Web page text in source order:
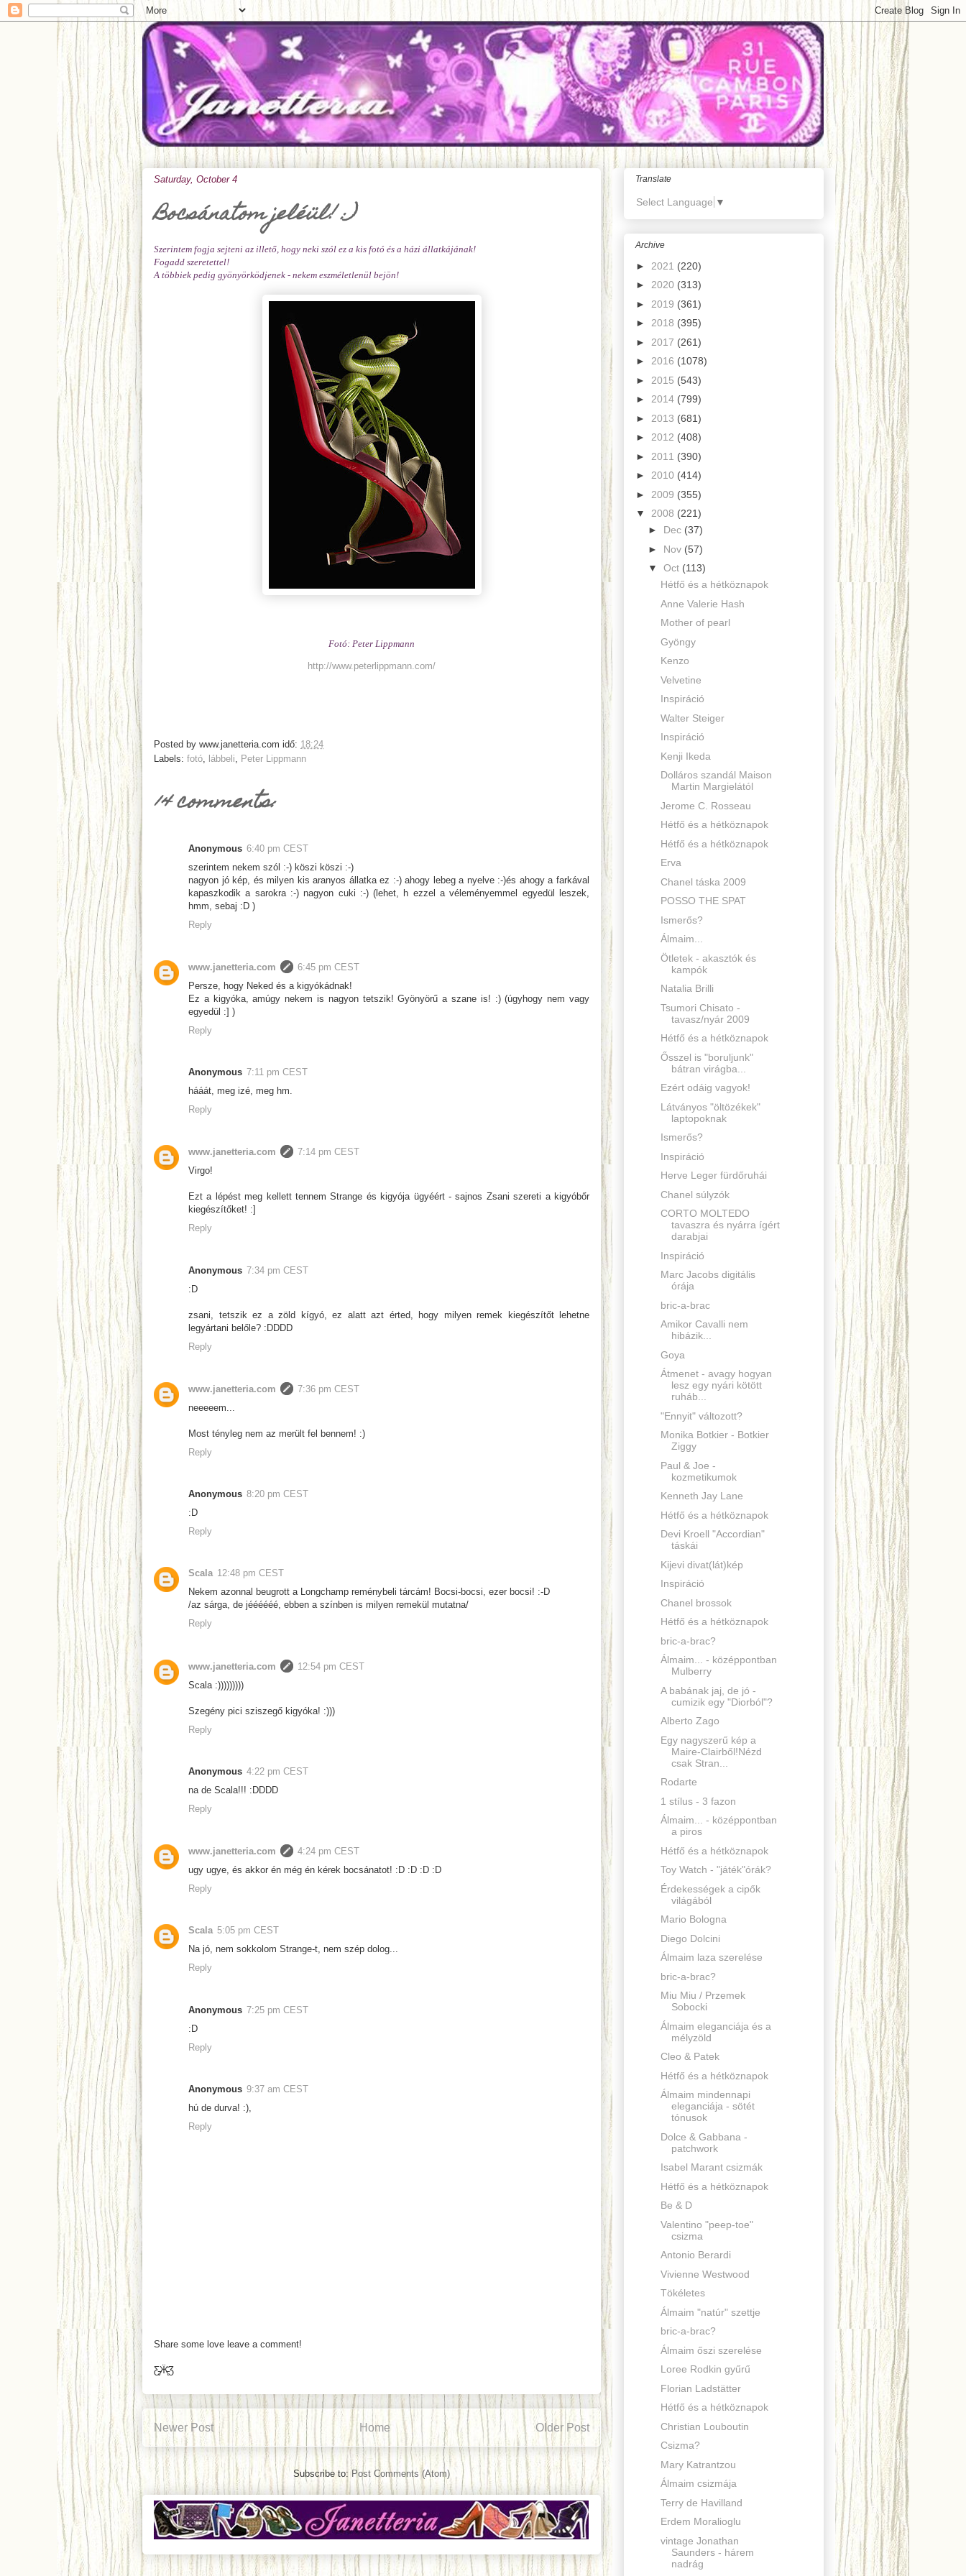
Saturday, October 4
Bocsánatom jeléül! :)
Szerintem fogja sejteni az illető, hogy neki szól ez a kis fotó és a házi állatkájának!
Fogadd szeretettel!
A többiek pedig gyönyörködjenek - nekem eszméletlenül bejön!
Fotó: Peter Lippmann
http://www.peterlippmann.com/
Posted by www.janetteria.com idő: 18:24
Labels: fotó lábbeli Peter Lippmann
14 comments:
Anonymous 6:40 pm CEST
szerintem nekem szól :-) köszi köszi :-)
nagyon jó kép, és milyen kis aranyos állatka ez :-) ahogy lebeg a nyelve :-)és ahogy a farkával
kapaszkodik a sarokra :-) nagyon cuki :-) (lehet, h ezzel a véleményemmel egyedül leszek,
hmm, sebaj :D )
Reply
www.janetteria.com
6:45 pm CEST
Persze, hogy Neked és a kigyókádnak!
Ez a kigyóka, amúgy nekem is nagyon tetszik! Gyönyörű a szane is! :) (úgyhogy nem vagy
egyedül :] )
Reply
Anonymous 7:11 pm CEST
hááát, meg izé, meg hm.
Reply
www.janetteria.com
7:14 pm CEST
Virgo!
Ezt a lépést meg kellett tennem Strange és kigyója ügyéért - sajnos Zsani szereti a kigyóbőr
kiegészítőket! :]
Reply
Anonymous 7:34 pm CEST
:D
zsani, tetszik ez a zöld kígyó, ez alatt azt érted, hogy milyen remek kiegészítőt lehetne
legyártani belőle? :DDDD
Reply
www.janetteria.com
7:36 pm CEST
neeeeem...
Most tényleg nem az merült fel bennem! :)
Reply
Anonymous 8:20 pm CEST
:D
Reply
Scala 12:48 pm CEST
Nekem azonnal beugrott a Longchamp reménybeli tárcám! Bocsi-bocsi, ezer bocsi! :-D
/az sárga, de jéééééé, ebben a színben is milyen remekül mutatna/
Reply
www.janetteria.com
12:54 pm CEST
Scala :)))))))))
Szegény pici sziszegő kigyóka! :)))
Reply
Anonymous 4:22 pm CEST
na de Scala!!! :DDDD
Reply
www.janetteria.com
4:24 pm CEST
ugy ugye, és akkor én még én kérek bocsánatot! :D :D :D :D
Reply
Scala 5:05 pm CEST
Na jó, nem sokkolom Strange-t, nem szép dolog...
Reply
Anonymous 7:25 pm CEST
:D
Reply
Anonymous 9:37 am CEST
hú de durva! :),
Reply
Share some love leave a comment!
Ƹ̵̡Ӝ̵̨̄Ʒ
Newer Post Older Post
Home
Subscribe to: Post Comments (Atom)
Translate
Select Language ▼
Archive
► 2021 (220)
► 2020 (313)
► 2019 (361)
► 2018 (395)
► 2017 (261)
► 2016 (1078)
► 2015 (543)
► 2014 (799)
► 2013 (681)
► 2012 (408)
► 2011 (390)
► 2010 (414)
► 2009 (355)
▼ 2008 (221)
► Dec (37)
► Nov (57)
▼ Oct (113)
Hétfő és a hétköznapok
Anne Valerie Hash
Mother of pearl
Gyöngy
Kenzo
Velvetine
Inspiráció
Walter Steiger
Inspiráció
Kenji Ikeda
Dolláros szandál Maison
Martin Margielától
Jerome C. Rosseau
Hétfő és a hétköznapok
Hétfő és a hétköznapok
Erva
Chanel táska 2009
POSSO THE SPAT
Ismerős?
Álmaim...
Ötletek - akasztók és
kampók
Natalia Brilli
Tsumori Chisato -
tavasz/nyár 2009
Hétfő és a hétköznapok
Ősszel is "boruljunk"
bátran virágba...
Ezért odáig vagyok!
Látványos "öltözékek"
laptopoknak
Ismerős?
Inspiráció
Herve Leger fürdőruhái
Chanel súlyzók
CORTO MOLTEDO
tavaszra és nyárra ígért
darabjai
Inspiráció
Marc Jacobs digitális
órája
bric-a-brac
Amikor Cavalli nem
hibázik...
Goya
Átmenet - avagy hogyan
lesz egy nyári kötött
ruháb...
"Ennyit" változott?
Monika Botkier - Botkier
Ziggy
Paul & Joe -
kozmetikumok
Kenneth Jay Lane
Hétfő és a hétköznapok
Devi Kroell "Accordian"
táskái
Kijevi divat(lát)kép
Inspiráció
Chanel brossok
Hétfő és a hétköznapok
bric-a-brac?
Álmaim... - középpontban
Mulberry
A babának jaj, de jó -
cumizik egy "Diorból"?
Alberto Zago
Egy nagyszerű kép a
Maire-Clairből!Nézd
csak Stran...
Rodarte
1 stílus - 3 fazon
Álmaim... - középpontban
a piros
Hétfő és a hétköznapok
Toy Watch - "játék"órák?
Érdekességek a cipők
világából
Mario Bologna
Diego Dolcini
Álmaim laza szerelése
bric-a-brac?
Miu Miu / Przemek
Sobocki
Álmaim eleganciája és a
mélyzöld
Cleo & Patek
Hétfő és a hétköznapok
Álmaim mindennapi
eleganciája - sötét
tónusok
Dolce & Gabbana -
patchwork
Isabel Marant csizmák
Hétfő és a hétköznapok
Be & D
Valentino "peep-toe"
csizma
Antonio Berardi
Vivienne Westwood
Tökéletes
Álmaim "natúr" szettje
bric-a-brac?
Álmaim őszi szerelése
Loree Rodkin gyűrű
Florian Ladstätter
Hétfő és a hétköznapok
Christian Louboutin
Csizma?
Mary Katrantzou
Álmaim csizmája
Terry de Havilland
Erdem Moralioglu
vintage Jonathan
Saunders - hárem
nadrág